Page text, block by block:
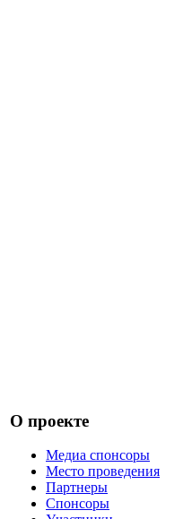
О проекте
Медиа спонсоры
Место проведения
Партнеры
Спонсоры